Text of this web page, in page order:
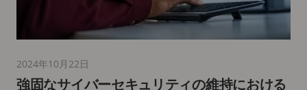
強固なサイバーセキュリティの維持における
2024年10月22日